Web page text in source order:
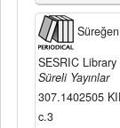
SESRIC Library
Süreli Yayınlar
307.1402505
c.3